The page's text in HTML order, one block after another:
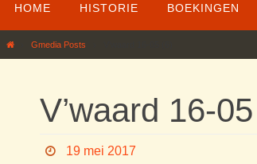
naar
de
HOME HISTORIE BOEKINGEN
HomeGmedia Posts
V’waard 16-
19 mei 2017